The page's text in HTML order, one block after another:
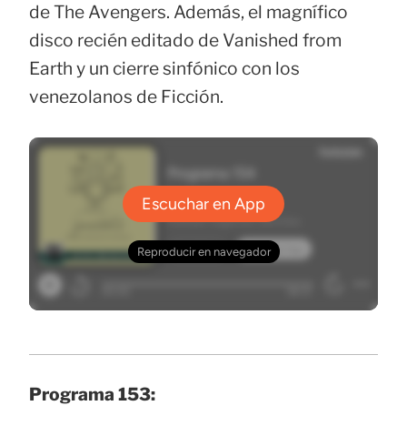
de The Avengers. Además, el magnífico
disco recién editado de Vanished from
Earth y un cierre sinfónico con los
venezolanos de Ficción.
Programa 153: